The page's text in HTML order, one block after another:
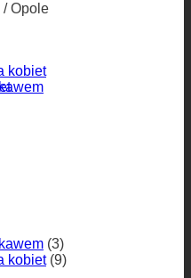
kobiet
/Opole
(3)
kobiet (9)